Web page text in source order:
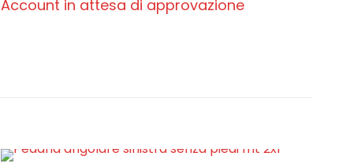
Account in attesa di approvazione